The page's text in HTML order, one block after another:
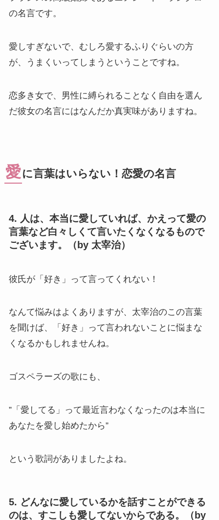
の名言です。
愛しすぎないで、むしろ愛するふりぐらいの方
が、うまくいってしまうということですね。
恋多き女で、男性に縛られることなく自由を選ん
だ彼女の名言にはなんだか真実味がありますね。
愛に言葉はいらない！恋愛の名言
4. 人は、本当に愛していれば、かえって愛の
言葉など白々しくて言いたくなくなるもので
ございます。（by 太宰治）
彼氏が「好き」って言ってくれない！
なんて悩みはよくありますが、太宰治のこの言葉
を聞けば、「好き」って言われないことに悩まな
くなるかもしれませんね。
ゴスペラーズの歌にも、
”「愛してる」って最近言わなくなったのは本当に
あなたを愛し始めたから”
という歌詞がありましたよね。
5. どんなに愛しているかを話すことができる
のは、すこしも愛してないからである。（by